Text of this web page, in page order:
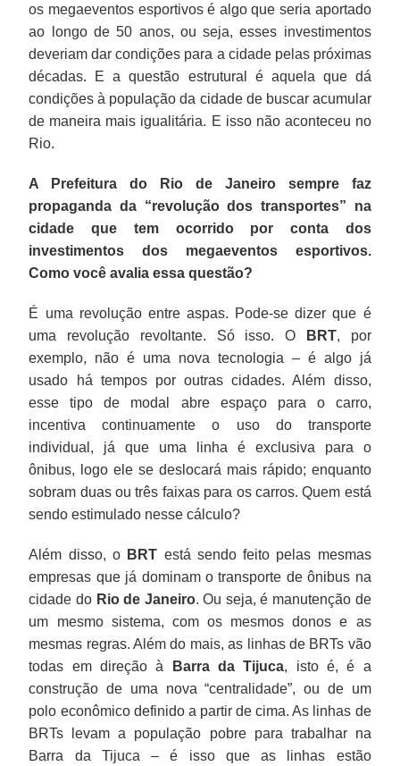
os megaeventos esportivos é algo que seria aportado
ao longo de 50 anos, ou seja, esses investimentos
deveriam dar condições para a cidade pelas próximas
décadas. E a questão estrutural é aquela que dá
condições à população da cidade de buscar acumular
de maneira mais igualitária. E isso não aconteceu no
Rio.
A Prefeitura do Rio de Janeiro sempre faz
propaganda da “revolução dos transportes” na
cidade que tem ocorrido por conta dos
investimentos dos megaeventos esportivos.
Como você avalia essa questão?
É uma revolução entre aspas. Pode-se dizer que é
uma revolução revoltante. Só isso. O
BRT, por
exemplo, não é uma nova tecnologia – é algo já
usado há tempos por outras cidades. Além disso,
esse tipo de modal abre espaço para o carro,
incentiva continuamente o uso do transporte
individual, já que uma linha é exclusiva para o
ônibus, logo ele se deslocará mais rápido; enquanto
sobram duas ou três faixas para os carros. Quem está
sendo estimulado nesse cálculo?
Além disso, o BRT está sendo feito pelas mesmas
empresas que já dominam o transporte de ônibus na
cidade do Rio de Janeiro. Ou seja, é manutenção de
um mesmo sistema, com os mesmos donos e as
mesmas regras. Além do mais, as linhas de BRTs vão
todas em direção à
Barra da Tijuca, isto é, é a
construção de uma nova “centralidade”, ou de um
polo econômico definido a partir de cima. As linhas de
BRTs levam a população pobre para trabalhar na
Barra da Tijuca – é isso que as linhas estão